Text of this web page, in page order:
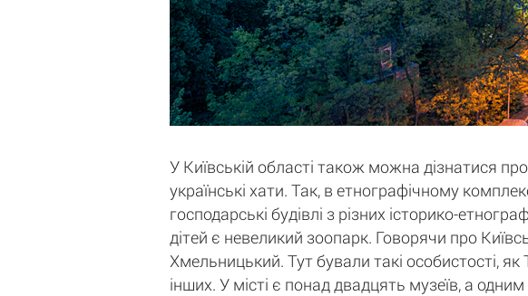
У Київській області також можна дізнатися
українські хати. Так, в етнографічному
господарські будівлі з різних історико-
дітей є невеликий зоопарк. Говорячи про
Хмельницький. Тут бували такі особистості,
інших. У місті є понад двадцять музеїв, а